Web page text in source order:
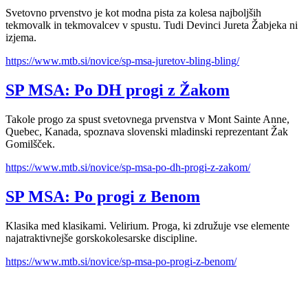
Svetovno prvenstvo je kot modna pista za kolesa najboljših
tekmovalk in tekmovalcev v spustu. Tudi Devinci Jureta Žabjeka ni
izjema.
https://www.mtb.si/novice/sp-msa-juretov-bling-bling/
SP MSA: Po DH progi z Žakom
Takole progo za spust svetovnega prvenstva v Mont Sainte Anne,
Quebec, Kanada, spoznava slovenski mladinski reprezentant Žak
Gomilšček.
https://www.mtb.si/novice/sp-msa-po-dh-progi-z-zakom/
SP MSA: Po progi z Benom
Klasika med klasikami. Velirium. Proga, ki združuje vse elemente
najatraktivnejše gorskokolesarske discipline.
https://www.mtb.si/novice/sp-msa-po-progi-z-benom/